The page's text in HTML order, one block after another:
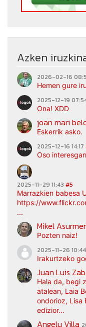
Azken
2026-02-16
Hemen gure
2025-12-19
Ona! XDD
joan mari
Eskerrik asko.
2025-12-16 14:17
Oso
2025-11-29 11:43 #5
Marrazkien babesa
https://
...
Mikel
Pozten naiz!
2025-11-26 10:44
Irakurtzeko
Juan Luis
Hala da, begi
atalean, Laia
ondorioz, Lisa
edizior...
Angelu Villa